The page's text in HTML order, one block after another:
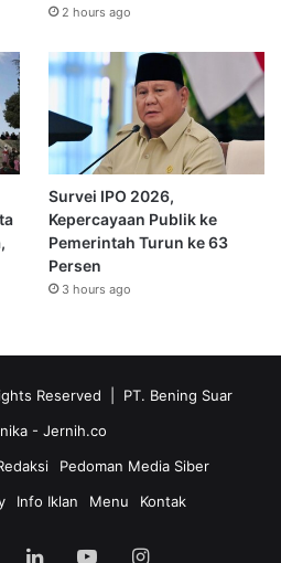
2 hours ago
Survei IPO 2026,
Kepercayaan Publik ke
Pemerintah Turun ke 63
Persen
3 hours ago
Reserved | PT. Bening Suar
- Jernih.co
Pedoman Media Siber
Info Iklan Menu Kontak
LinkedInYouTubeInstagram